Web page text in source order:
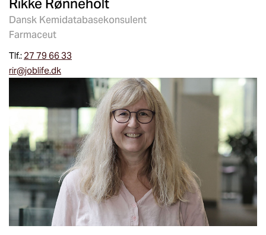
Rikke Rønneholt
Dansk Kemidatabasekonsulent
Farmaceut
Tlf.: 27 79 66 33
rir@joblife.dk